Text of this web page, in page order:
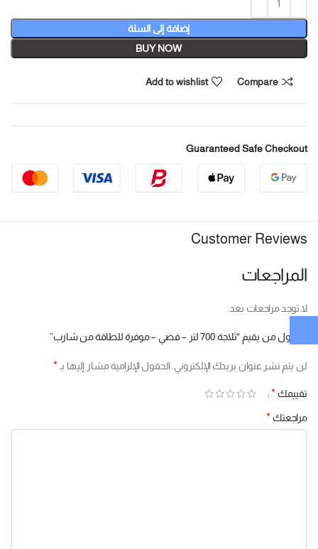
إضافة إلى السلة
BUY NOW
Compare
Add to wishlist
Guaranteed Safe Checkout
Customer Reviews
المراجعات
لا توجد مراجعات بعد.
كن أول من يقيم “ثلاجة 700 لتر – فضي – موفرة للطاقة من شارب”
لن يتم نشر عنوان بريدك الإلكتروني. الحقول الإلزامية مشار إليها بـ *
تقييمك *
مراجعتك *